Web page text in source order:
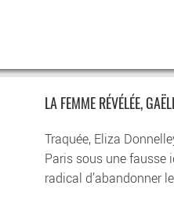
LA FEMME RÉVÉLÉE,
Traquée, Eliza
Paris sous une fausse
radical d’abandonner